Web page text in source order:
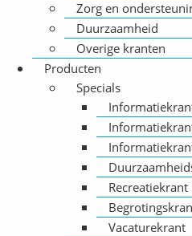
Zorg en
Duurzaamheid
Overige kranten
Producten
Specials
Recreatiekrant
Vacaturekrant